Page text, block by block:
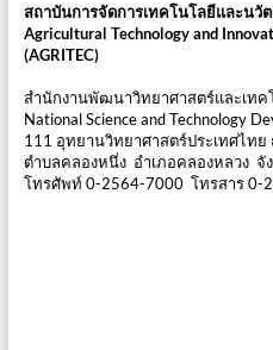
สถาบันการจัดการเทคโนโลยีและนวั
Agricultural Technology and
(AGRITEC)
สำนักงานพัฒนาวิทยาศาสตร์และเทค
National Science and Technology
111 อุทยานวิทยาศาสตร์ประเทศไท
ตำบลคลองหนึ่ง อำเภอคลองหลวง
โทรศัพท์ 0-2564-7000 โทรสาร 0-